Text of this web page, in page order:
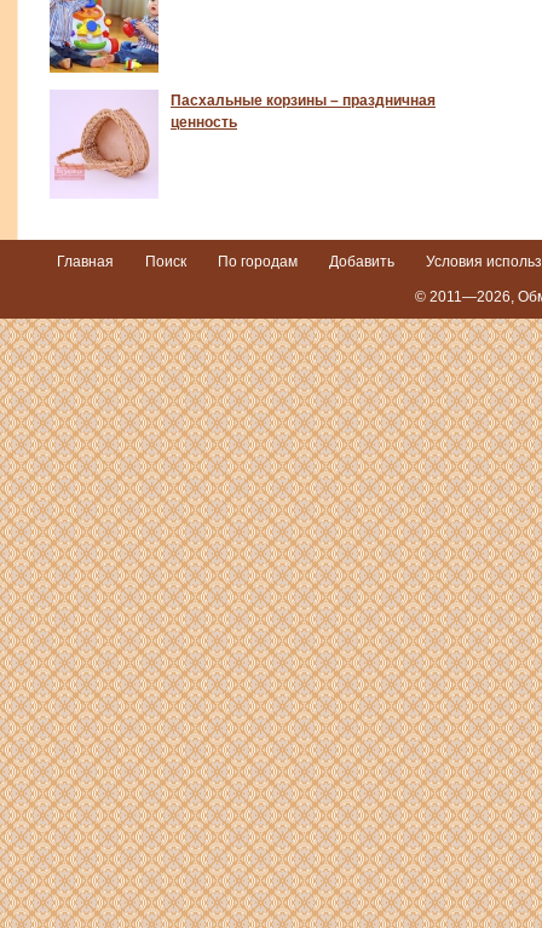
Пасхальные корзины – праздничная
ценность
Главная Поиск По городам Добавить Условия
© 2011—2026,